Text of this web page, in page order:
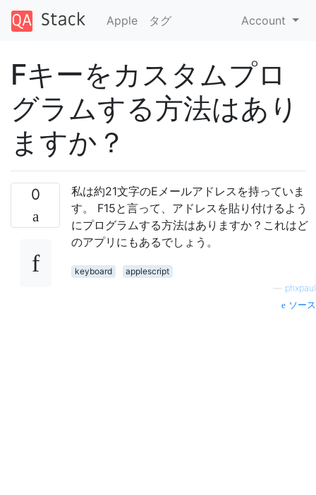
Apple タグ Account
Fキーをカスタムプロ
グラムする方法はあり
ますか？
0
私は約21文字のEメールアドレスを持っていま
す。 F15と言って、アドレスを貼り付けるよう
にプログラムする方法はありますか？これはど
のアプリにもあるでしょう。
keyboard
applescript
phxpaul
ソース